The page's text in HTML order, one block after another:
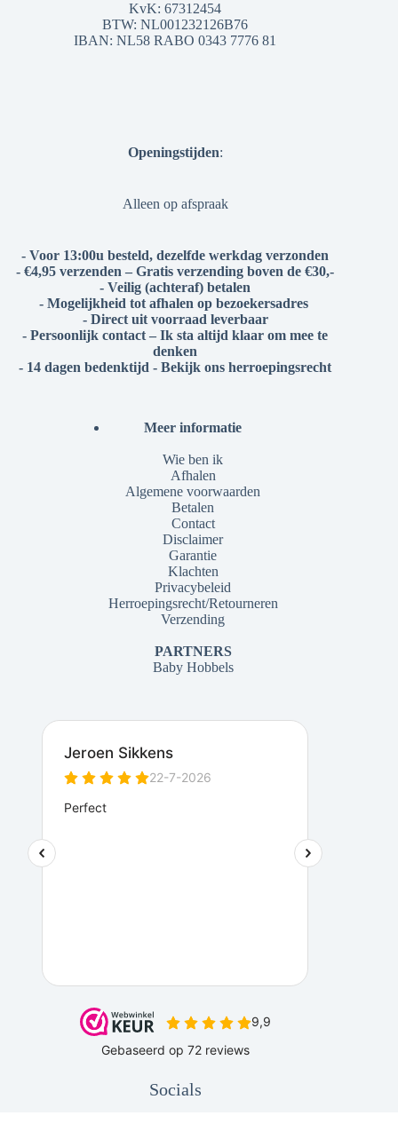
KvK: 67312454
BTW: NL001232126B76
IBAN: NL58 RABO 0343 7776 81
Openingstijden:
Alleen op afspraak
- Voor 13:00u besteld, dezelfde werkdag verzonden
- €4,95 verzenden – Gratis verzending boven de €30,-
- Veilig (achteraf) betalen
- Mogelijkheid tot afhalen op bezoekersadres
- Direct uit voorraad leverbaar
- Persoonlijk contact – Ik sta altijd klaar om mee te
denken
- 14 dagen bedenktijd - Bekijk ons herroepingsrecht
Meer informatie
Wie ben ik
Afhalen
Algemene voorwaarden
Betalen
Contact
Disclaimer
Garantie
Klachten
Privacybeleid
Herroepingsrecht/Retourneren
Verzending
PARTNERS
Baby Hobbels
Socials